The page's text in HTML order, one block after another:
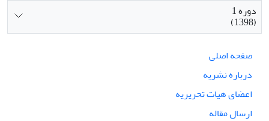
دوره 1
(1398)
صفحه اصلی
درباره نشریه
اعضای هیات تحریریه
ارسال مقاله